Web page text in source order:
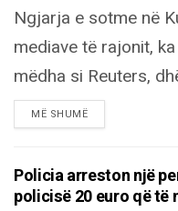
Ngjarja e sotme në
mediave të rajonit,
mëdha si Reuters,
MË SHUMËDETAILS
Policia arreston një
policisë 20 euro që të